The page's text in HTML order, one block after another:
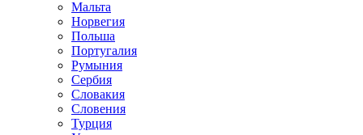
Мальта
Норвегия
Польша
Португалия
Румыния
Сербия
Словакия
Словения
Турция